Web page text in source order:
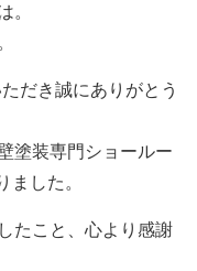
。
だき誠にありがとう
塗装専門ショールー
ました。
たこと、心より感謝